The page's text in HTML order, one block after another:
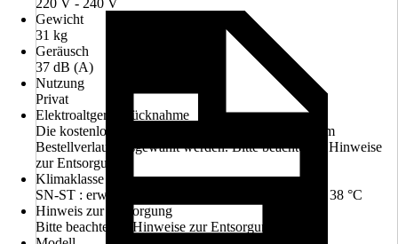
220 V - 240 V
Gewicht
31 kg
Geräusch
37 dB (A)
Nutzung
Privat
Elektroaltgerät-Rücknahme
Die kostenlose Rückgabe des Elektro-Geräts kann im
Bestellverlauf ausgewählt werden. Bitte beachte die Hinweise
zur Entsorgung.
Klimaklasse
SN-ST : erweitertes subtropisches Klima von 10 bis 38 °C
Hinweis zur Entsorgung
Bitte beachte die Hinweise zur Entsorgung